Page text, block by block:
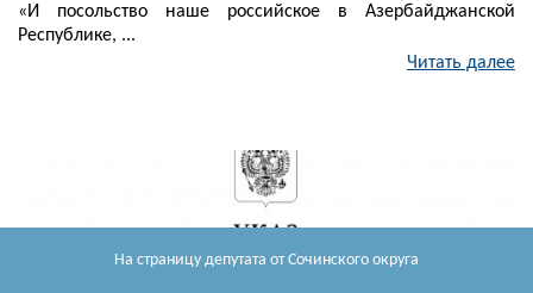
На страницу депутата от Сочинского округа
«И посольство наше российское в Азербайджанской
Республике, ...
Читать далее